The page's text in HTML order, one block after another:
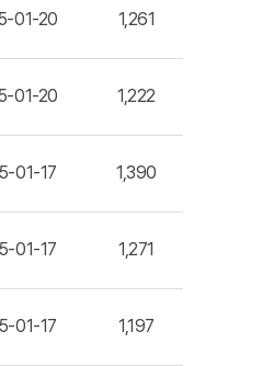
01-20 1,261
01-20 1,222
01-17 1,390
01-17 1,271
01-17 1,197